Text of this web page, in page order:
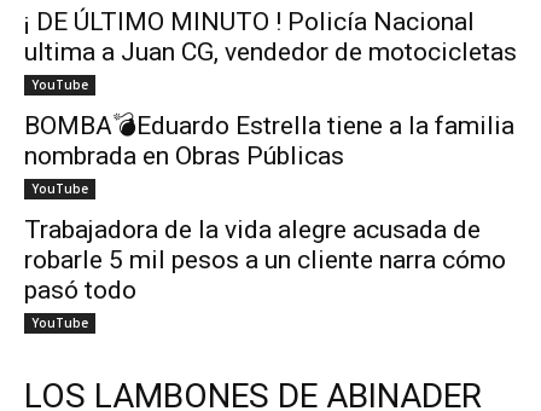
¡ DE ÚLTIMO MINUTO ! Policía Nacional
ultima a Juan CG, vendedor de motocicletas
YouTube
BOMBA💣Eduardo Estrella tiene a la familia
nombrada en Obras Públicas
YouTube
Trabajadora de la vida alegre acusada de
robarle 5 mil pesos a un cliente narra cómo
pasó todo
YouTube
LOS LAMBONES DE ABINADER